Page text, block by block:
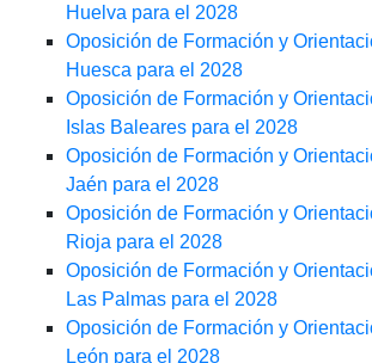
Huelva para el 2028
Oposición de Formación y
Huesca para el 2028
Oposición de Formación y
Islas Baleares para el 2028
Oposición de Formación y
Jaén para el 2028
Oposición de Formación y
Rioja para el 2028
Oposición de Formación y
Las Palmas para el 2028
Oposición de Formación y
León para el 2028